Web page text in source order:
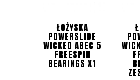
ŁOŻYSKA
POWERSLIDE
WICKED ABEC 5
FREESPIN
BEARINGS X1